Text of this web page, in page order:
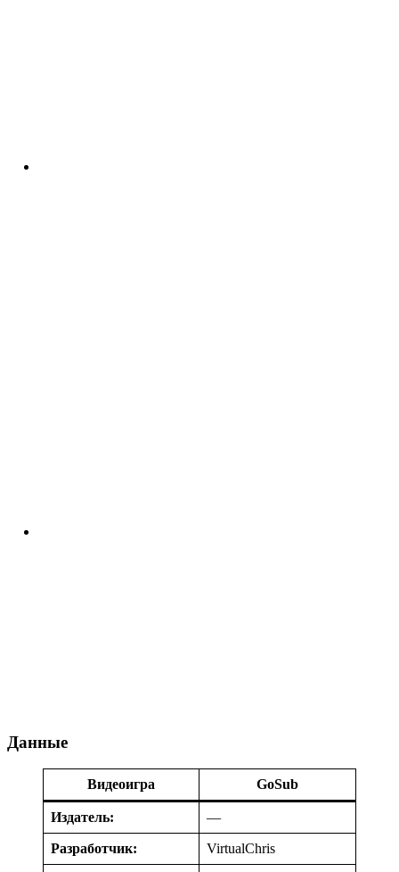
Данные
Видеоигра GoSub
Издатель: —
Разработчик: VirtualChris